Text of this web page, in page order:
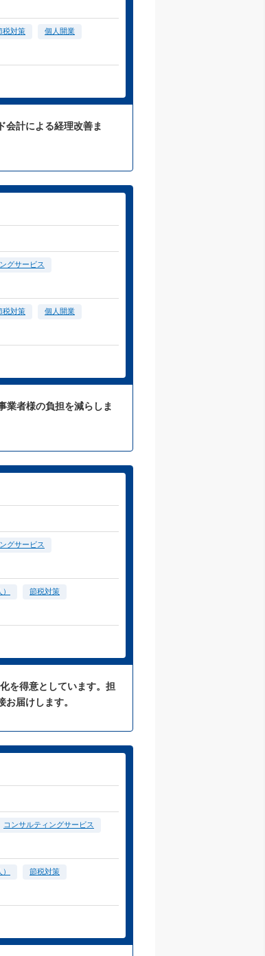
税対策 個人開業
会計による経理改善ま
グサービス
税対策 個人開業
業者様の負担を減らしま
グサービス
節税対策
を得意としています。担
届けします。
コンサルティングサービス
節税対策